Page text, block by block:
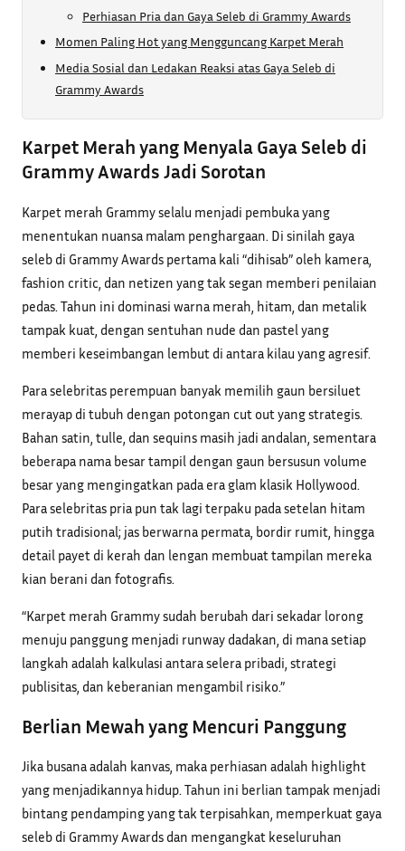
Perhiasan Pria dan Gaya Seleb di Grammy Awards
Momen Paling Hot yang Mengguncang Karpet Merah
Media Sosial dan Ledakan Reaksi atas Gaya Seleb di
Grammy Awards
Karpet Merah yang Menyala Gaya Seleb di
Grammy Awards Jadi Sorotan
Karpet merah Grammy selalu menjadi pembuka yang
menentukan nuansa malam penghargaan. Di sinilah gaya
seleb di Grammy Awards pertama kali “dihisab” oleh kamera,
fashion critic, dan netizen yang tak segan memberi penilaian
pedas. Tahun ini dominasi warna merah, hitam, dan metalik
tampak kuat, dengan sentuhan nude dan pastel yang
memberi keseimbangan lembut di antara kilau yang agresif.
Para selebritas perempuan banyak memilih gaun bersiluet
merayap di tubuh dengan potongan cut out yang strategis.
Bahan satin, tulle, dan sequins masih jadi andalan, sementara
beberapa nama besar tampil dengan gaun bersusun volume
besar yang mengingatkan pada era glam klasik Hollywood.
Para selebritas pria pun tak lagi terpaku pada setelan hitam
putih tradisional; jas berwarna permata, bordir rumit, hingga
detail payet di kerah dan lengan membuat tampilan mereka
kian berani dan fotografis.
“Karpet merah Grammy sudah berubah dari sekadar lorong
menuju panggung menjadi runway dadakan, di mana setiap
langkah adalah kalkulasi antara selera pribadi, strategi
publisitas, dan keberanian mengambil risiko.”
Berlian Mewah yang Mencuri Panggung
Jika busana adalah kanvas, maka perhiasan adalah highlight
yang menjadikannya hidup. Tahun ini berlian tampak menjadi
bintang pendamping yang tak terpisahkan, memperkuat gaya
seleb di Grammy Awards dan mengangkat keseluruhan